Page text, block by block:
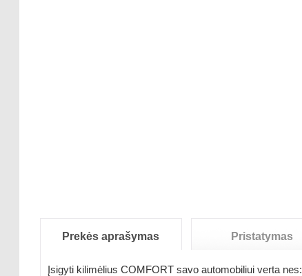
Prekės aprašymas Pristatymas
Įsigyti kilimėlius COMFORT savo automobiliui verta nes: